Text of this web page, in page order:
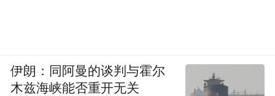
伊朗：同阿曼的谈判与霍尔
木兹海峡能否重开无关